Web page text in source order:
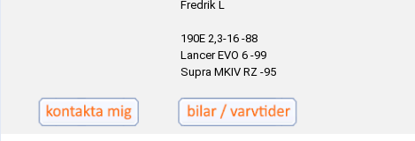
Fredrik L
190E 2,3-16 -88
Lancer EVO 6 -99
Supra MKIV RZ -95